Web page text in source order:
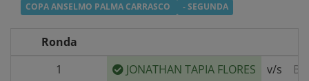
COPA ANSELMO PALMA CARRASCO - SEGUNDA
Ronda
1
JONATHAN TAPIA FLORES v/s